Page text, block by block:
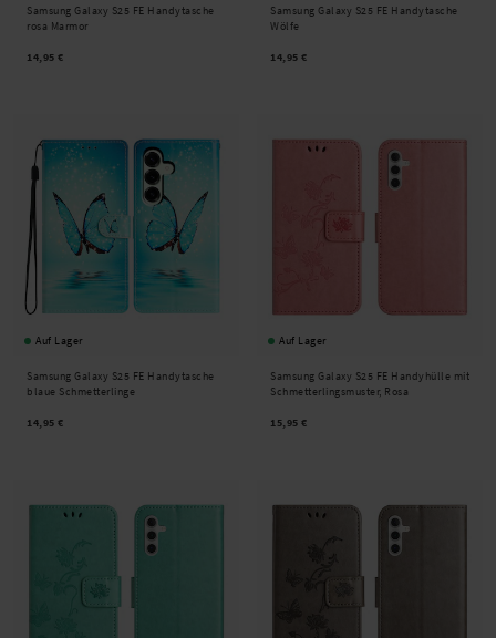
Samsung Galaxy S25 FE Handytasche
rosa Marmor
14,95 €
Samsung Galaxy S25 FE Handytasche
Wölfe
14,95 €
Auf Lager
Samsung Galaxy S25 FE Handytasche
blaue Schmetterlinge
14,95 €
Auf Lager
Samsung Galaxy S25 FE Handyhülle mit
Schmetterlingsmuster, Rosa
15,95 €